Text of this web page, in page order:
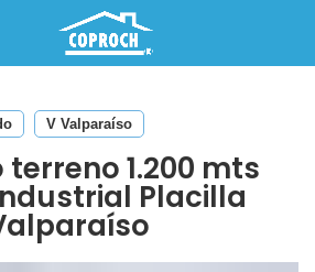
V Valparaíso
1.200 mts
Placilla